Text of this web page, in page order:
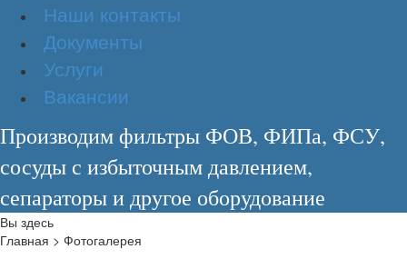
Наши контакты
Документы
Услуги
Вакансии
Производим фильтры ФОВ, ФИПа, ФСУ,
сосуды с избыточным давлением,
сепараторы и другое оборудование
Вы здесь
Главная > Фотогалерея